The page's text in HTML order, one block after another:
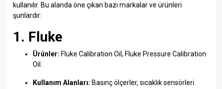
kullanılır. Bu alanda öne çıkan bazı markalar ve ürünleri
şunlardır:
1. Fluke
Ürünler: Fluke Calibration Oil, Fluke Pressure Calibration
Oil.
Kullanım Alanları: Basınç ölçerler, sıcaklık sensörleri.